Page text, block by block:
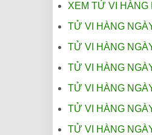
XEM TỬ VI HÀNG
TỬ VI HÀNG
TỬ VI HÀNG
TỬ VI HÀNG
TỬ VI HÀNG
TỬ VI HÀNG
TỬ VI HÀNG